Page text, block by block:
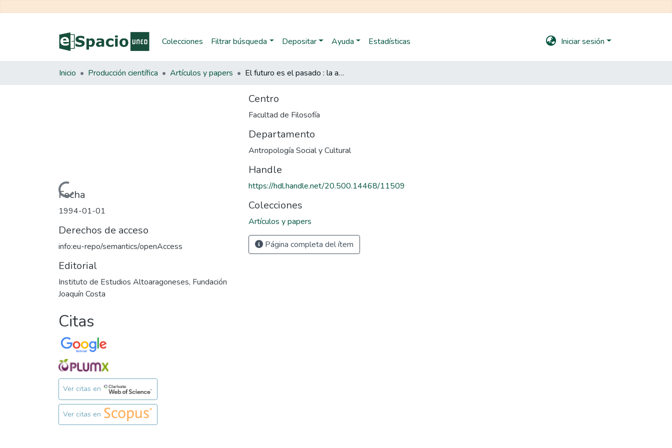
Colecciones Filtrar búsqueda Depositar Ayuda Estadísticas Iniciar sesión
Inicio Producción científica Artículos y papers El futuro es el pasado : la antropología como ciencia de la cultura y como ciencia del hombre
Cargando...
Fecha
1994-01-01
Derechos de acceso
info:eu-repo/semantics/openAccess
Editorial
Instituto de Estudios Altoaragoneses, Fundación
Joaquín Costa
Citas
Ver citas en
Ver citas en
Centro
Facultad de Filosofía
Departamento
Antropología Social y Cultural
Handle
https://hdl.handle.net/20.500.14468/11509
Colecciones
Artículos y papers
Página completa del ítem